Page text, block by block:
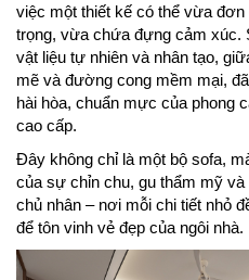
việc một thiết kế có thể vừa
trọng, vừa chứa đựng cảm xúc.
vật liệu tự nhiên và nhân tạo,
mẽ và đường cong mềm mại,
hài hòa, chuẩn mực của phong
cao cấp.
Đây không chỉ là một bộ sofa,
của sự chỉn chu, gu thẩm mỹ và
chủ nhân – nơi mỗi chi tiết nhỏ
để tôn vinh vẻ đẹp của ngôi nhà.